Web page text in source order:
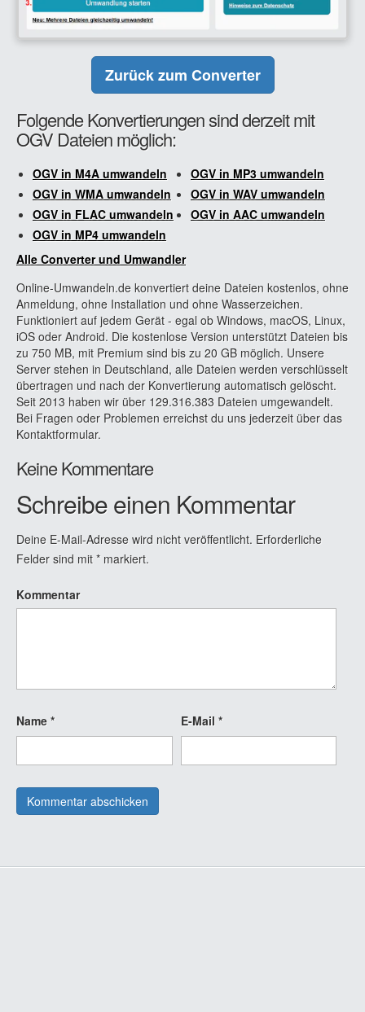
Zurück zum Converter
Folgende Konvertierungen sind derzeit mit
OGV Dateien möglich:
OGV in M4A umwandeln
OGV in MP3 umwandeln
OGV in WMA umwandeln
OGV in WAV umwandeln
OGV in FLAC umwandeln
OGV in AAC umwandeln
OGV in MP4 umwandeln
Alle Converter und Umwandler
Online-Umwandeln.de konvertiert deine Dateien kostenlos, ohne
Anmeldung, ohne Installation und ohne Wasserzeichen.
Funktioniert auf jedem Gerät - egal ob Windows, macOS, Linux,
iOS oder Android. Die kostenlose Version unterstützt Dateien bis
zu 750 MB, mit Premium sind bis zu 20 GB möglich. Unsere
Server stehen in Deutschland, alle Dateien werden verschlüsselt
übertragen und nach der Konvertierung automatisch gelöscht.
Seit 2013 haben wir über 129.316.383 Dateien umgewandelt.
Bei Fragen oder Problemen erreichst du uns jederzeit über das
Kontaktformular.
Keine Kommentare
Schreibe einen Kommentar
Deine E-Mail-Adresse wird nicht veröffentlicht. Erforderliche
Felder sind mit * markiert.
Kommentar
Name * E-Mail *